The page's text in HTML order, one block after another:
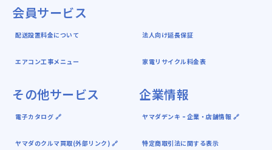
会員サービス
配送設置料金について
エアコン工事メニュー
法人向け延長保証
家電リサイクル料金表
その他サービス
電子カタログ 🔗
ヤマダのクルマ買取(外部リンク) 🔗
企業情報
ヤマダデンキ ｰ 企業・店舗情報 🔗
特定商取引法に関する表示